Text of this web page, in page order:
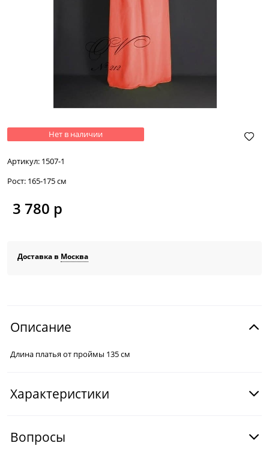
Нет в наличии
Артикул: 1507-1
Рост: 165-175 см
3 780 р
Доставка в Москва
Описание
Длина платья от проймы 135 см
Характеристики
Вопросы